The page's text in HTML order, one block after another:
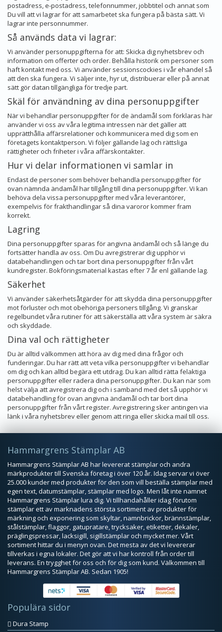
postadress, e-postadress, telefonnummer, jobbtitel och annat som
Du vill att vi lagrar för att samarbetet ska fungera på bästa sätt. Vi
lagrar inte personnummer.
Så används data vi lagrar:
Vi använder personuppgifterna för att: Skicka dig nyhetsbrev och
information om offerter och order. Behålla historik om personer som
haft kontakt med oss. Vi använder sessionscockies i vår ehandel så
att den ska fungera. Vi säljer inte, hyr ut, distribuerar eller på annat
sätt gör datan tillgängliga för tredje part.
Skäl för användning av dina personuppgifter
När vi behandlar personuppgifter för de ändamål som förklaras här
använder vi oss av våra legitima intressen när det gäller att
upprätthålla affärsrelationer och kommunicera med dig som en
företagets kontaktperson. Vi följer gällande lag och rättsliga
rättigheter och friheter i våra affärskontakter.
Hur vi delar informationen vi samlar in
Endast de personer som behöver behandla personuppgifter för
ovan nämnda ändamål har tillgång till dina personuppgifter. Vi kan
behöva dela vissa personuppgifter med våra leverantörer,
exempelvis för frakthandlingar så dina varoror kommer fram
korrekt.
Lagring
Dina personuppgifter sparas för angivna ändamål och så länge du
fortsätter handla av oss. Om Du avregistrerar dig upphör vi
databehandlingen och tar bort dina personuppgifter från vårt
kundregister. Bokföringsmaterial kastas efter 7 år enl gällande lag.
Säkerhet
Vi använder säkerhetsåtgärder för att skydda dina personuppgifter
mot förluster och mot obehöriga personers tillgång. Vi granskar
regelbundet våra rutiner för att säkerställa att våra system är säkra
och skyddade.
Dina val och rättigheter
Du är alltid välkommen att höra av dig med dina frågor och
funderingar. Du har rätt att veta vilka personuppgifter vi behandlar
om dig och kan alltid begära ett utdrag. Du kan alltid rätta felaktiga
personuppgifter eller radera dina personuppgifter. Du kan när som
helst välja att avregistrera dig och i samband med det så upphör vi
databehandling för ovan angivna ändamål och tar bort dina
personuppgifter från vårt register. Avregistrering sker antingen via
länk i våra nyhetsbrev eller genom att ringa eller skicka mail till oss.
Hammargrens Stämplar AB
Hammargrens Stämplar AB har levererat stämplar och andra
märkprodukter till Svenska företag i över 120 år. Idag servar vi över
25.000 kunder med produkter för den som vill beställa stämplar med
egen text, datumstämplar, stämplar med logo. Men låt inte namnet
Hammargrens Stämplar lura dig. Vi tillhandahåller idag förutom
stämplar ett av marknadens största sortiment av produkter för
märkning och exponering som skyltar, namnbrickor, brännstämplar,
stålstämplar, flaggor, gatupratare, trycksaker, etiketter, dekaler,
präglingspressar, lacksigill, sigillstämplar och mycket mer. Vårt
sortiment hittar du i menyn ovan. Det mesta av det vi levererar
tillverkas i egna lokaler. Det gör att vi har kontroll från order till
leverans. En trygghet för oss och för dig som kund. Välkommen till
Hammargrens Stämplar AB. Sedan 1905!
Populära sidor
Dura Stamp